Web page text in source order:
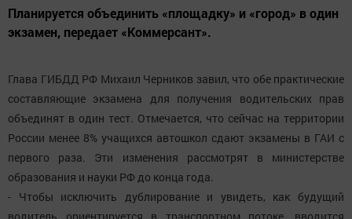
Планируется объединить «площадку» и «город» в один
экзамен, передает «Коммерсант».
Глава ГИБДД РФ Михаил Черников завил, что обе практические
составляющие экзамена для получения водительских прав
объединят в один тест. Отмечается, что сейчас на территории
России менее 8% учащихся автошкол сдают экзамены в ГАИ с
первого раза. Эти изменения рассмотрят в министерстве
образования и науки РФ до конца года.
- Чтобы исключить дублирование и увидеть, как будущий